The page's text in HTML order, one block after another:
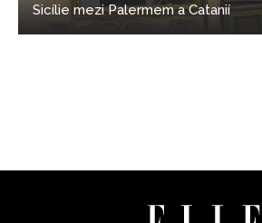
Sicílie mezi Palermem a Catanií